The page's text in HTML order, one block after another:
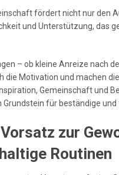
fördert nicht nur den
und Unterstützung, das
– ob kleine Anreize nach
die Motivation und machen
Gemeinschaft und
Grundstein für beständige
zur
Routinen